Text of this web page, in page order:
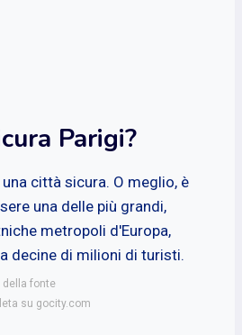
Parigi?
città sicura. O meglio, è
una delle più grandi,
metropoli d'Europa,
decine di milioni di turisti.
della fonte
su gocity.com